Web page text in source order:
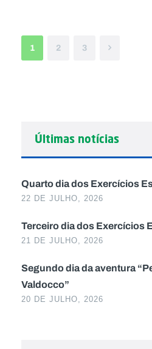
1 2 3
Últimas notícias
Quarto dia dos Exercícios
22 DE JULHO, 2026
Terceiro dia dos Exercícios
21 DE JULHO, 2026
Segundo dia da aventura
Valdocco”
20 DE JULHO, 2026